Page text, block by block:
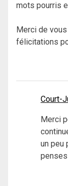
mots pourris
Merci de
félicitations
Court-
Merci
un peu
penses